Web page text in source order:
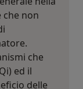
che non
che
ed il
delle